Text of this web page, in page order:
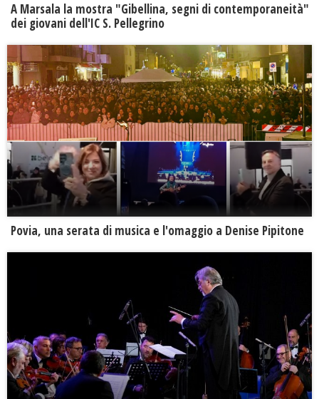
A Marsala la mostra "Gibellina, segni di contemporaneità"
dei giovani dell'IC S. Pellegrino
Povia, una serata di musica e l'omaggio a Denise Pipitone